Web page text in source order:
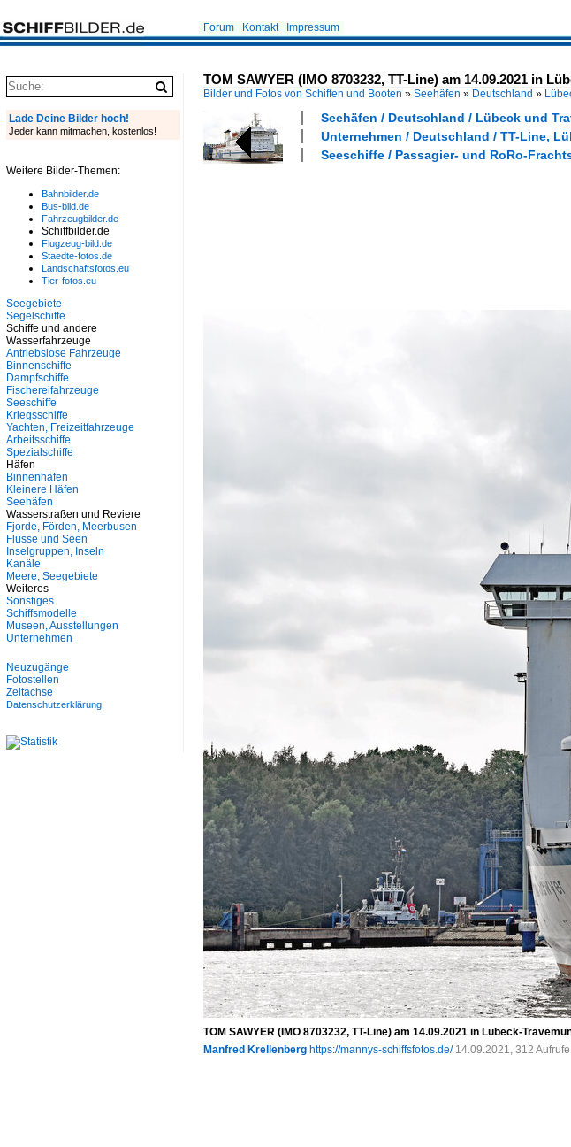
Forum Kontakt Impressum
TOM SAWYER (IMO 8703232, TT-Line) am 14.09.2021 in
Bilder und Fotos von Schiffen und Booten » Seehäfen » Deutschland »
Seehäfen / Deutschland / Lübeck und
Unternehmen / Deutschland / TT-Line,
Seeschiffe / Passagier- und RoRo-
TOM SAWYER (IMO 8703232, TT-Line) am 14.09.2021 in Lübeck-
Manfred Krellenberg https://mannys-schiffsfotos.de/ 14.09.2021, 312
Lade Deine Bilder hoch!
Jeder kann mitmachen, kostenlos!
Weitere Bilder-Themen:
Bahnbilder.de
Bus-bild.de
Fahrzeugbilder.de
Schiffbilder.de
Flugzeug-bild.de
Staedte-fotos.de
Landschaftsfotos.eu
Tier-fotos.eu
Seegebiete
Segelschiffe
Schiffe und andere
Wasserfahrzeuge
Antriebslose Fahrzeuge
Binnenschiffe
Dampfschiffe
Fischereifahrzeuge
Seeschiffe
Kriegsschiffe
Yachten, Freizeitfahrzeuge
Arbeitsschiffe
Spezialschiffe
Häfen
Binnenhäfen
Kleinere Häfen
Seehäfen
Wasserstraßen und Reviere
Fjorde, Förden, Meerbusen
Flüsse und Seen
Inselgruppen, Inseln
Kanäle
Meere, Seegebiete
Weiteres
Sonstiges
Schiffsmodelle
Museen, Ausstellungen
Unternehmen
Neuzugänge
Fotostellen
Zeitachse
Datenschutzerklärung